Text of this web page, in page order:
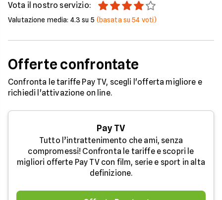
Vota il nostro servizio:
Valutazione media: 4.3 su 5 (basata su54 voti)
Offerte confrontate
Confronta le tariffe Pay TV, scegli l'offerta migliore e
richiedi l'attivazione on line.
Pay TV
Tutto l’intrattenimento che ami, senza
compromessi! Confronta le tariffe e scopri le
migliori offerte Pay TV con film, serie e sport in alta
definizione.